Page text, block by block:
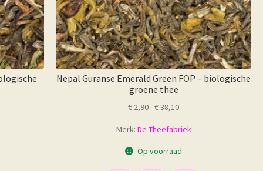
Nepal Guranse Emerald Green FOP – biologische
groene thee
€ 2,90-€38,10Prijsklasse:
tot
Merk: De Theefabriek
Op voorraad